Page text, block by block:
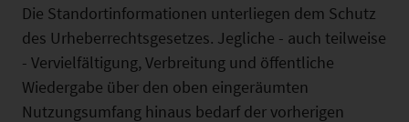
Die Standortinformationen unterliegen dem Schutz
des Urheberrechtsgesetzes. Jegliche - auch teilweise
- Vervielfältigung, Verbreitung und öffentliche
Wiedergabe über den oben eingeräumten
Nutzungsumfang hinaus bedarf der vorherigen